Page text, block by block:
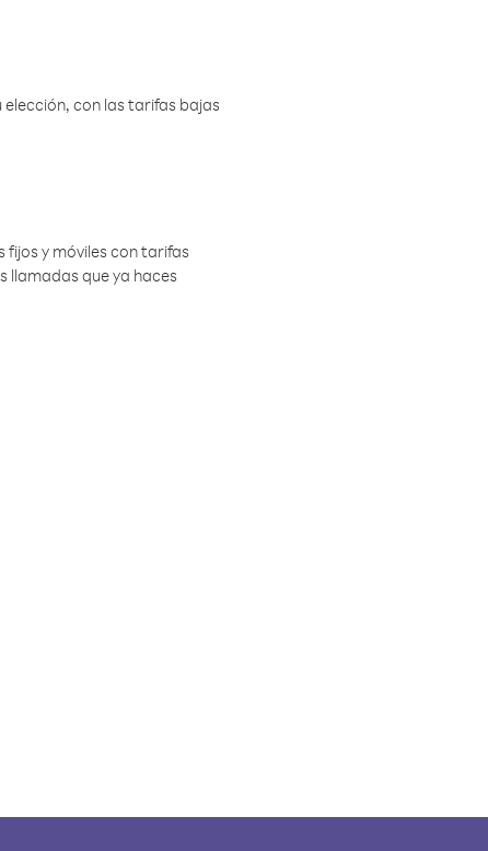
con las tarifas bajas
fijos y móviles con tarifas
llamadas que ya haces